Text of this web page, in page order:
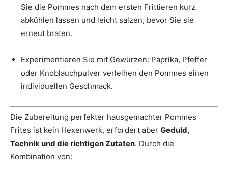
Sie die Pommes nach dem ersten Frittieren kurz
abkühlen lassen und leicht salzen, bevor Sie sie
erneut braten.
Experimentieren Sie mit Gewürzen: Paprika, Pfeffer
oder Knoblauchpulver verleihen den Pommes einen
individuellen Geschmack.
Die Zubereitung perfekter hausgemachter Pommes
Frites ist kein Hexenwerk, erfordert aber Geduld,
Technik und die richtigen Zutaten. Durch die
Kombination von: